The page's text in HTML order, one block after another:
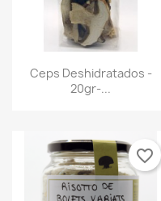
 Vista rápida
Ceps Deshidratados -
20gr-...
favorite_border